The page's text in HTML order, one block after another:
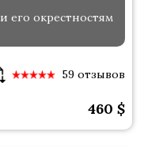
его окрестностям
59 отзывов
460 $